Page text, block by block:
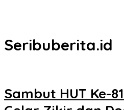
Seribuberita.id
Sambut HUT Ke-